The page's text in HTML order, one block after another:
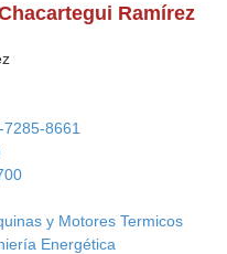
Ramírez
8661
y Motores Termicos
Energética